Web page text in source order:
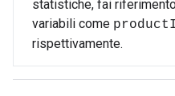
statistiche, fai
variabili come
rispettivamente.